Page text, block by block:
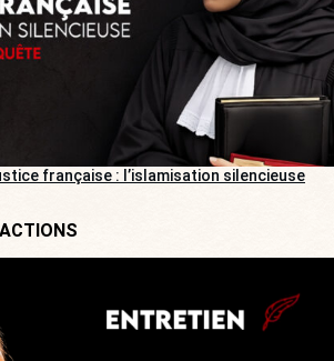
française : l’islamisation silencieuse